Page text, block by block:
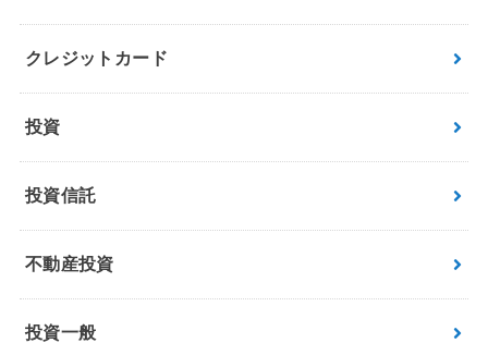
クレジットカード
投資
投資信託
不動産投資
投資一般